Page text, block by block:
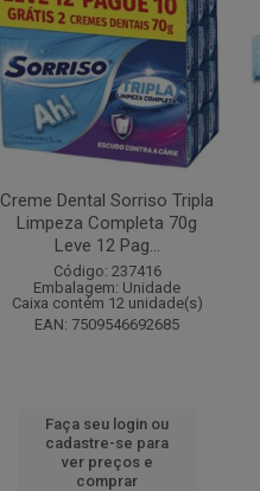
Creme Dental Sorriso Tripla
Limpeza Completa 70g
Leve 12 Pag...
Código: 237416
Embalagem: Unidade
Caixa contém 12 unidade(s)
EAN: 7509546692685
Faça seu login ou
cadastre-se para
ver preços e
comprar